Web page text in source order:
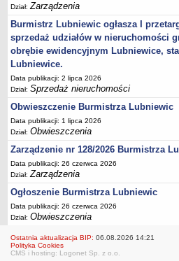
Gminna ewidencja kąpielisk
Gminna ewidencja MOWDK
Konsultacje społeczne
Rejestr informacji o środowisku
GOSPODARKA ODPADAMI
Informacje bieżące
Uchwały związane z gospodarką
Azbest
Tekstylia
ROLNICTWO, LEŚNICTWO, ŁOWIECTWO
Rolnictwo
Leśnictwo
Łowiectwo
Powszechny spis rolny 2020
GMINNA KOMISJA ROZWIĄZYWANIA
Dział:Zarządzenia
Burmistrz Lubniewic ogłasza I
sprzedaż udziałów w nieruchomości
obrębie ewidencyjnym Lubniewice,
Lubniewice.
Data publikacji: 2 lipca 2026
Dział:Sprzedaż nieruchomości
Obwieszczenie Burmistrza Lubniewic
Data publikacji: 1 lipca 2026
Dział:Obwieszczenia
Zarządzenie nr 128/2026 Burmistrza
Data publikacji: 26 czerwca 2026
Dział:Zarządzenia
Ogłoszenie Burmistrza Lubniewic
Data publikacji: 26 czerwca 2026
Dział:Obwieszczenia
Ostatnia aktualizacja BIP: 06.08.2026 14:21
Polityka Cookies
CMS i hosting: Logonet Sp. z o.o.